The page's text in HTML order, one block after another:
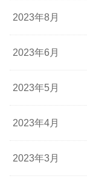
2023年8月
2023年6月
2023年5月
2023年4月
2023年3月